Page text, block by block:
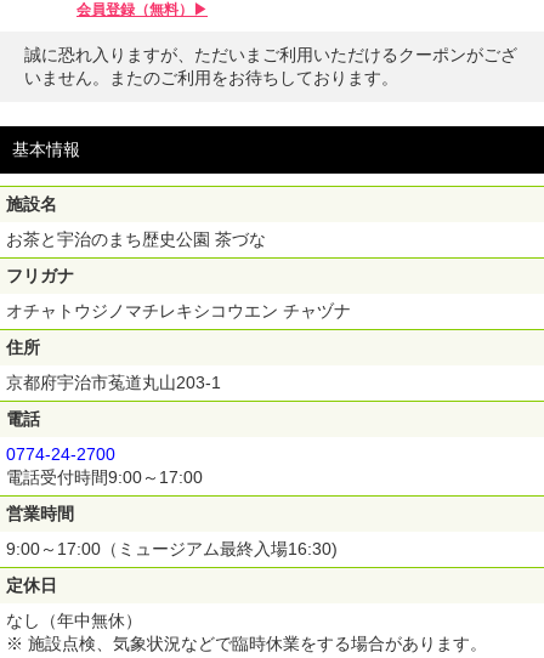
会員登録（無料）▶︎
誠に恐れ入りますが、ただいまご利用いただけるクーポンがござ
いません。またのご利用をお待ちしております。
基本情報
施設名
お茶と宇治のまち歴史公園 茶づな
フリガナ
オチャトウジノマチレキシコウエン チャヅナ
住所
京都府宇治市菟道丸山203-1
電話
0774-24-2700
電話受付時間9:00～17:00
営業時間
9:00～17:00（ミュージアム最終入場16:30)
定休日
なし（年中無休）
※ 施設点検、気象状況などで臨時休業をする場合があります。